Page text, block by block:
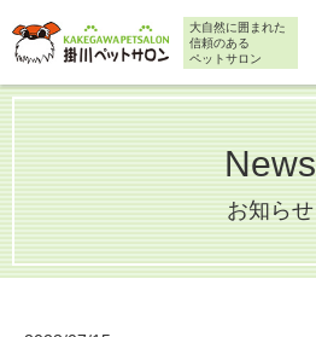
大自然に囲まれた
信頼のある
ペットサロン
News
お知らせ